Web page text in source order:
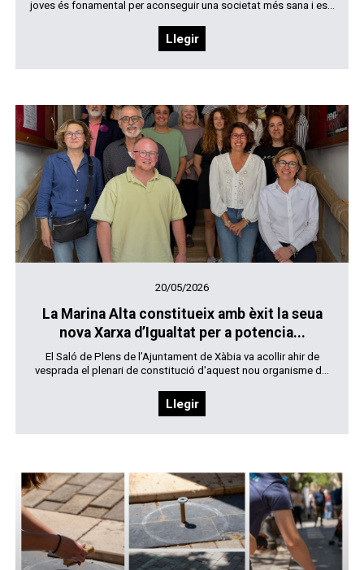
joves és fonamental per aconseguir una societat més sana i es...
Llegir
20/05/2026
La Marina Alta constitueix amb èxit la seua
nova Xarxa d’Igualtat per a potencia...
El Saló de Plens de l’Ajuntament de Xàbia va acollir ahir de
vesprada el plenari de constitució d'aquest nou organisme d...
Llegir